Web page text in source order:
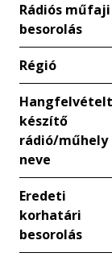
Rádiós műfaji
besorolás
Régió
Hangfelvételt
készítő
rádió/műhely
neve
Eredeti
korhatári
besorolás